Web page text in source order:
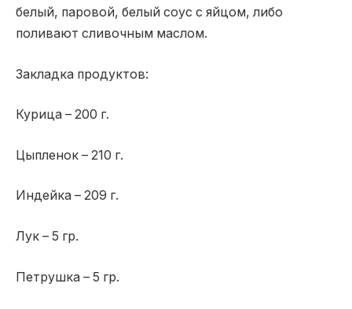
белый, паровой, белый соус с яйцом, либо
поливают сливочным маслом.
Закладка продуктов:
Курица – 200 г.
Цыпленок – 210 г.
Индейка – 209 г.
Лук – 5 гр.
Петрушка – 5 гр.